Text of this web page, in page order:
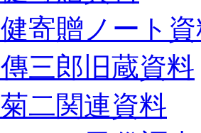
寄贈ノート
三郎旧蔵資料
二関連資料